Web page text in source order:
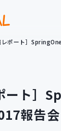
Git導
レポート］
ート］
報告会